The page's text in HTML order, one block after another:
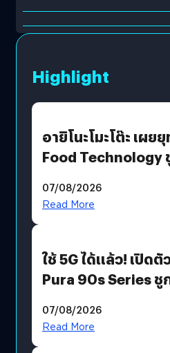
Highlight
อายิโนะโมะโต๊ะ เผย
Food Technology
บริโภคและ B2B
07/08/2026
Read More
ใช้ 5G ได้แล้ว! เปิด
Pura 90s Series
07/08/2026
Read More